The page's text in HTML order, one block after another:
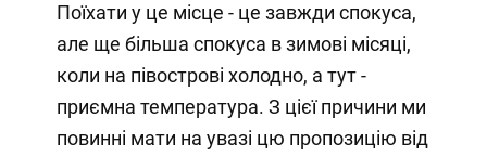
Поїхати у це місце - це завжди спокуса,
але ще більша спокуса в зимові місяці,
коли на півострові холодно, а тут -
приємна температура. З цієї причини ми
повинні мати на увазі цю пропозицію від